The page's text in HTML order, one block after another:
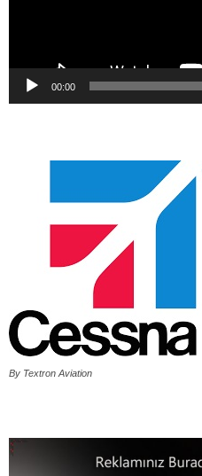
00:00
By Textron Aviation